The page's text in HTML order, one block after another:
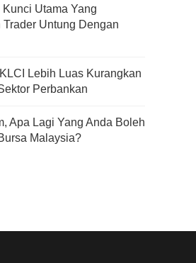
Utama Yang
Trader Untung Dengan
Lebih Luas Kurangkan
Perbankan
Apa Lagi Yang Anda Boleh
Malaysia?